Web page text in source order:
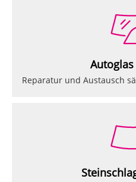
Reparatur und Austausch